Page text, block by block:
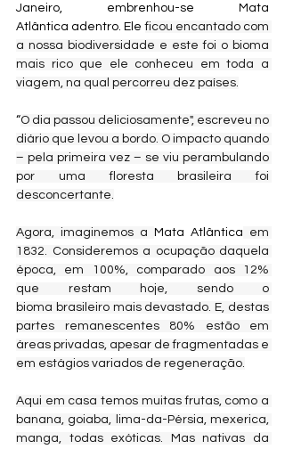
Janeiro, embrenhou-se Mata
Atlântica adentro. Ele ficou encantado com
a nossa biodiversidade e este foi o bioma
mais rico que ele conheceu em toda a
viagem, na qual percorreu dez países.
​​“O dia passou deliciosamente", escreveu no
diário que levou a bordo. O impacto quando
– pela primeira vez – se viu perambulando
por uma floresta brasileira foi
desconcertante.
Agora, imaginemos a Mata Atlântica em
1832. Consideremos a ocupação daquela
época, em 100%, comparado aos 12%
que restam hoje, sendo o
bioma brasileiro mais devastado. E, destas
partes remanescentes 80% estão em
áreas privadas, apesar de fragmentadas e
em estágios variados de regeneração.
Aqui em casa temos muitas frutas, como a
banana, goiaba, lima-da-Pérsia, mexerica,